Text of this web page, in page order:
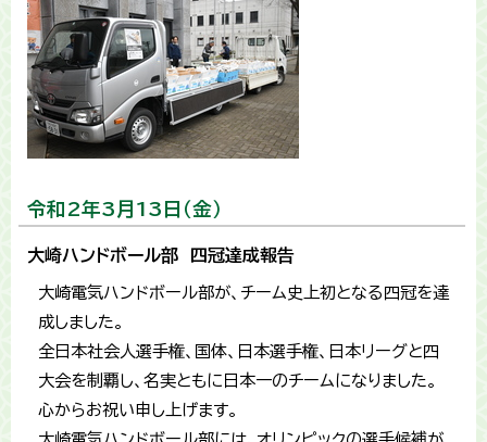
令和2年3月13日（金）
大崎ハンドボール部 四冠達成報告
大崎電気ハンドボール部が、チーム史上初となる四冠を達
成しました。
全日本社会人選手権、国体、日本選手権、日本リーグと四
大会を制覇し、名実ともに日本一のチームになりました。
心からお祝い申し上げます。